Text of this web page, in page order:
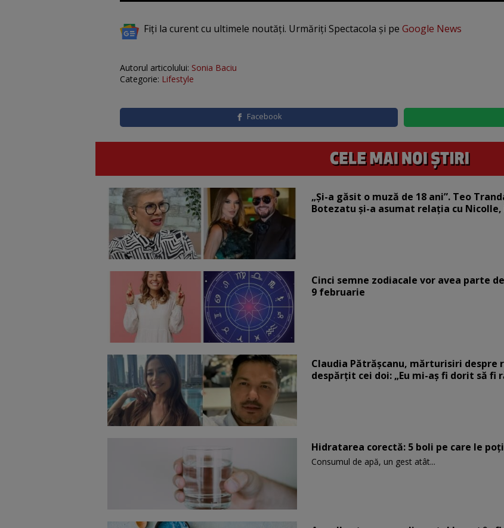
Fiți la curent cu ultimele noutăți. Urmăriți Spectacola și pe Google News
Autorul articolului: Sonia Baciu
Categorie: Lifestyle
Facebook
„Și-a găsit o muză de 18 ani”. Teo
Botezatu și-a asumat relația cu
Cinci semne zodiacale vor avea parte
9 februarie
Claudia Pătrășcanu, mărturisiri despre
despărțit cei doi: „Eu mi-aș fi dorit să fi
Hidratarea corectă: 5 boli pe care le
Consumul de apă, un gest atât...